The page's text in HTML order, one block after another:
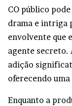
CO público
drama e intriga
envolvente que
agente secreto.
adição
oferecendo
Enquanto a